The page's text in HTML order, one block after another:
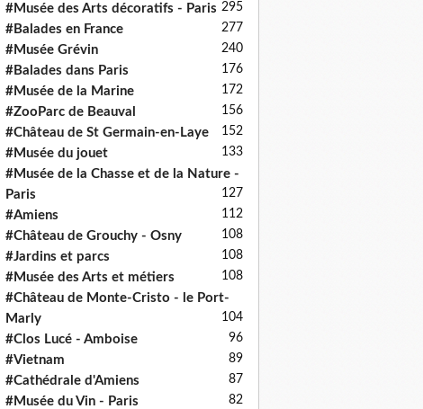
#Musée des Arts décoratifs - Paris 295
#Balades en France 277
#Musée Grévin 240
#Balades dans Paris 176
#Musée de la Marine 172
#ZooParc de Beauval 156
#Château de St Germain-en-Laye 152
#Musée du jouet 133
#Musée de la Chasse et de la Nature -
Paris
127
#Amiens 112
#Château de Grouchy - Osny 108
#Jardins et parcs 108
#Musée des Arts et métiers 108
#Château de Monte-Cristo - le Port-
Marly
104
#Clos Lucé - Amboise 96
#Vietnam 89
#Cathédrale d'Amiens 87
#Musée du Vin - Paris 82